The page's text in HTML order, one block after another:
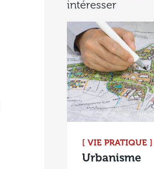
intéresser
[ VIE PRATIQUE ]
Urbanisme